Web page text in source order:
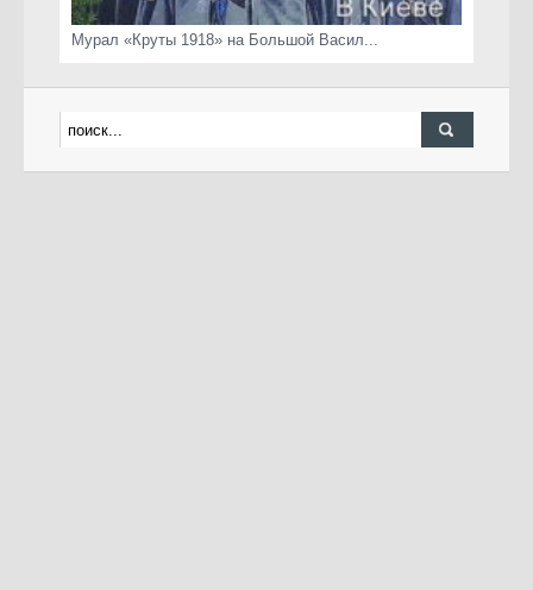
Мурал «Круты 1918» на Большой Васил...